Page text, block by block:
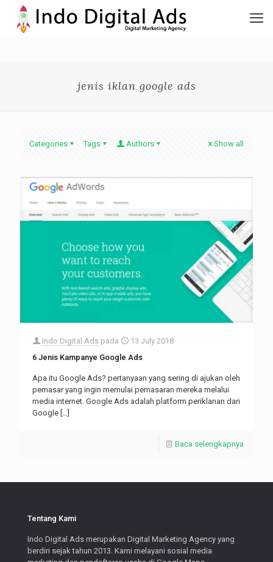
jenis iklan google ads
Categories Tags Authors Show all
Indo Digital Ads pada
13 July 2018
6 Jenis Kampanye Google Ads
Apa itu Google Ads? pertanyaan yang sering di ajukan oleh
pemasar yang ingin memulai pemasaran mereka melalui
media internet. Google Ads adalah platform periklanan dari
Google
Baca selengkapnya
Tentang Kami
Indo Digital Ads merupakan Digital Marketing Agency yang
berdiri sejak tahun 2013. Kami melayani sosial media